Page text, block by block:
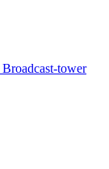
Broadcast-tower